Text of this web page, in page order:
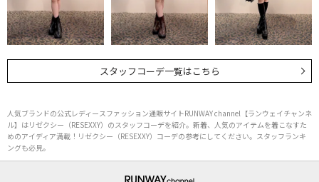
スタッフコーデ一覧はこちら
人気ブランドの公式レディースファッション通販サイトRUNWAY channel【ランウェイチャンネ
ル】はリゼクシー（RESEXXY）のスタッフコーデを紹介。新着、人気のアイテムを着こなすた
めのアイディア満載！リゼクシー（RESEXXY）コーデの参考にしてください。スタッフランキ
ングも必見。